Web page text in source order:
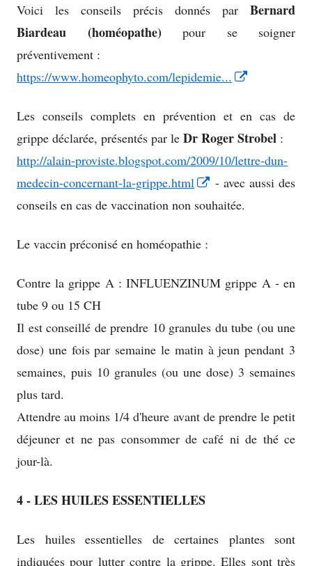
new
window
Voici les conseils précis donnés par Bernard
Biardeau (homéopathe) pour se soigner
préventivement :
https://www.homeophyto.com/lepidemie...
a
new
window
Les conseils complets en prévention et en cas de
grippe déclarée, présentés par le Dr Roger Strobel :
http://alain-proviste.blogspot.com/2009/10/lettre-dun-
medecin-concernant-la-grippe.html
Opens
in
- avec aussi des
conseils en cas de vaccination non souhaitée.
Le vaccin préconisé en homéopathie :
Contre la grippe A : INFLUENZINUM grippe A - en
tube 9 ou 15 CH
Il est conseillé de prendre 10 granules du tube (ou une
dose) une fois par semaine le matin à jeun pendant 3
semaines, puis 10 granules (ou une dose) 3 semaines
plus tard.
Attendre au moins 1/4 d'heure avant de prendre le petit
déjeuner et ne pas consommer de café ni de thé ce
jour-là.
4 - LES HUILES ESSENTIELLES
Les huiles essentielles de certaines plantes sont
indiquées pour lutter contre la grippe. Elles sont très